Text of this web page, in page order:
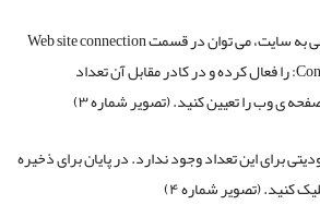
برای تعیین تعداد دسترسی به سایت، می توان در قسمت Web site connection
گزینه ی Connection limited to: را فعال کرده و در کادر مقابل آن تعداد
ی وب را تعیین کنید. (تصویر شماره ۳)
برای این تعداد وجود ندارد. در پایان برای ذخیره